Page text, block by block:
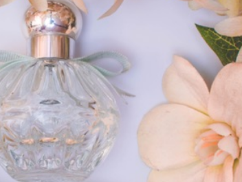
Základy správného poutání
autosedačky
stručně o autosedačkách
Zabavte
překvapivé